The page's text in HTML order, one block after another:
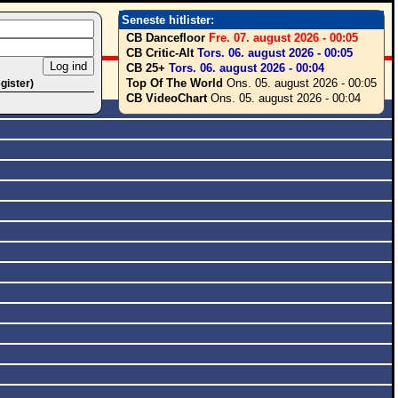
Seneste hitlister:
CB Dancefloor Fre. 07. august 2026 - 00:05
CB Critic-Alt Tors. 06. august 2026 - 00:05
CB 25+ Tors. 06. august 2026 - 00:04
Top Of The World Ons. 05. august 2026 - 00:05
CB VideoChartOns. 05. august 2026 - 00:04